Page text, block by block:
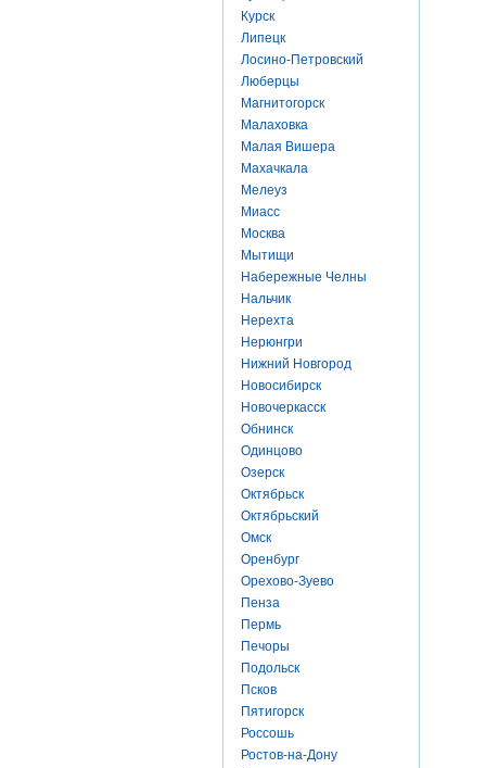
Курск
Липецк
Лосино-Петровский
Люберцы
Магнитогорск
Малаховка
Малая Вишера
Махачкала
Мелеуз
Миасс
Москва
Мытищи
Набережные Челны
Нальчик
Нерехта
Нерюнгри
Нижний Новгород
Новосибирск
Новочеркасск
Обнинск
Одинцово
Озерск
Октябрьск
Октябрьский
Омск
Оренбург
Орехово-Зуево
Пенза
Пермь
Печоры
Подольск
Псков
Пятигорск
Россошь
Ростов-на-Дону